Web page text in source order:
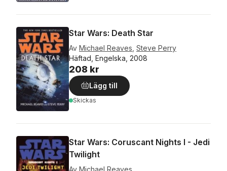
Star Wars: Death Star
Av Michael Reaves Steve Perry
Häftad, Engelska, 2008
208 kr
Lägg till
Skickas
Star Wars: Coruscant Nights I - Jedi
Twilight
Av Michael Reaves